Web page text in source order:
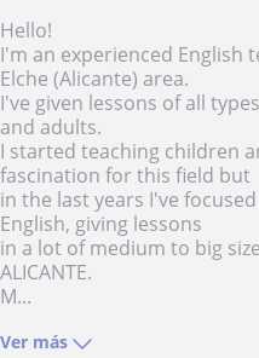
Hello!
I'm an experienced English
Elche (Alicante) area.
I've given lessons of all
and adults.
I started teaching children
fascination for this field but
in the last years I've
English, giving lessons
in a lot of medium to big
ALICANTE.
M...
Ver más